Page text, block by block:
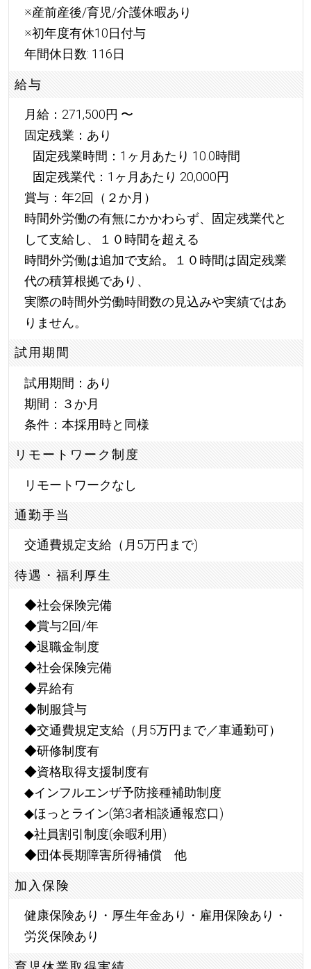
※産前産後/育児/介護休暇あり
※初年度有休10日付与
年間休日数: 116日
給与
月給：271,500円 〜
固定残業：あり
固定残業時間：1ヶ月あたり 10.0時間
固定残業代：1ヶ月あたり 20,000円
賞与：年2回（２か月）
時間外労働の有無にかかわらず、固定残業代と
して支給し、１０時間を超える
時間外労働は追加で支給。１０時間は固定残業
代の積算根拠であり、
実際の時間外労働時間数の見込みや実績ではあ
りません。
試用期間
試用期間：あり
期間：３か月
条件：本採用時と同様
リモートワーク制度
リモートワークなし
通勤手当
交通費規定支給（月5万円まで)
待遇・福利厚生
◆社会保険完備
◆賞与2回/年
◆退職金制度
◆社会保険完備
◆昇給有
◆制服貸与
◆交通費規定支給（月5万円まで／車通勤可）
◆研修制度有
◆資格取得支援制度有
◆インフルエンザ予防接種補助制度
◆ほっとライン(第3者相談通報窓口)
◆社員割引制度(余暇利用)
◆団体長期障害所得補償 他
加入保険
健康保険あり・厚生年金あり・雇用保険あり・
労災保険あり